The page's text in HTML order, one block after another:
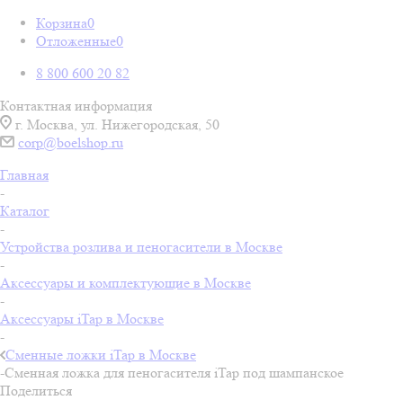
Корзина0
Отложенные0
8 800 600 20 82
Контактная информация
г. Москва, ул. Нижегородская, 50
corp@boelshop.ru
Главная
-
Каталог
-
Устройства розлива и пеногасители в Москве
-
Аксессуары и комплектующие в Москве
-
Аксессуары iTap в Москве
-
Сменные ложки iTap в Москве
-Сменная ложка для пеногасителя iTap под шампанское
Поделиться